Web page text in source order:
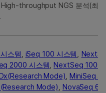
High-throughput NGS 분석(최
스템 iSeq 100 시스템
2000 시스템 ,NextSeq 1000
Mode) ,MiniSeq
Mode) NovaSeq